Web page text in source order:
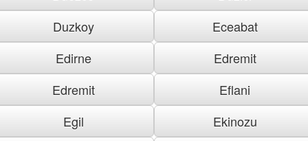
Duzkoy
Eceabat
Edirne
Edremit
Edremit
Eflani
Egil
Ekinozu